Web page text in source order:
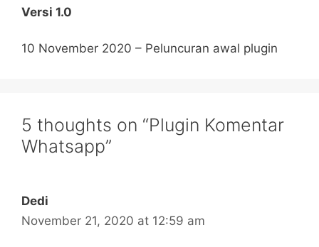
Versi 1.0
10 November 2020 – Peluncuran awal plugin
5 thoughts on “Plugin Komentar
Whatsapp”
Dedi
November 21, 2020 at 12:59 am